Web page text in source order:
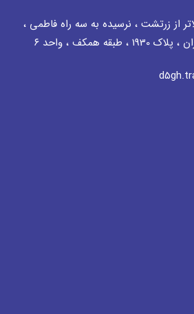
از زرتشت ، نرسيده به سه راه فاطمی ،
همکف ، واحد ٦